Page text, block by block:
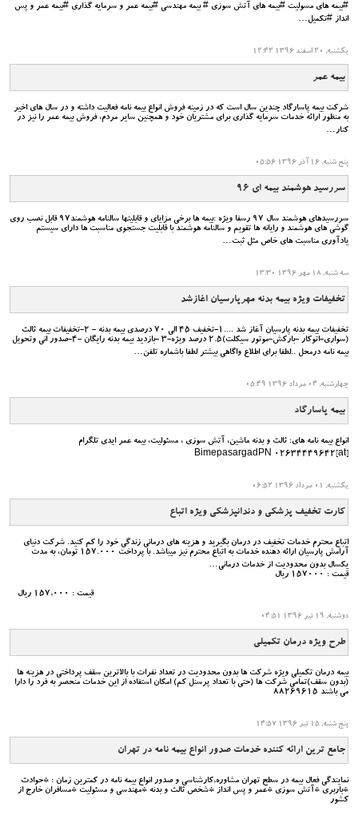
#بیمه های مسولیت #بیمه های آتش سوزی # بیمه مهندسی #بیمه عمر و سرمایه گذاری #بیمه عمر و پس
انداز #تکمیل…
یکشنبه, 20 اسفند 1396 12:42
بیمه عمر
شرکت بیمه پاسارگاد چندین سال است که در زمینه فروش انواع بیمه نامه فعالیت داشته و در سال های اخیر
به منظور ارائه خدمات سرمایه گذاری برای مشتریان خود و همچنین سایر مردم، فروش بیمه عمر را نیز در
کنار…
پنج شنبه, 16 آذر 1396 05:56
سررسيد هوشمند بيمه اي 96
سررسیدهای هوشمند سال 97 رسفا ویژه :بیمه ها برخی مزایای و قابلیتها سالنامه هوشمند97 قابل نصب روی
گوشی های هوشمند و رایانه ها تقویم و سالنامه هوشمند با قابلیت جستجوی مناسبت ها دارای سیستم
یادآوری مناسبت های خاص مثل ثبت…
سه شنبه, 18 مهر 1396 13:30
تخفیفات ویژه بیمه بدنه مهرپارسیان اغازشد
تخفیفات بیمه بدنه پارسیان آغاز شد ....1-تخفیف 45 الی 70 درصدی بیمه بدنه - 2-تخفیفات بیمه ثالث
(سواری-اتوکار -بارکش-موتور سیکلت)2.5 درصد ویژه-3 -بازدید بیمه بدنه رایگان -4-صدور انی وتحویل
بیمه نامه درمحل ..لطفا برای اطلاع واگاهی بیشتر لطفا باشماره تلفن…
چهارشنبه, 04 مرداد 1396 05:49
بیمه پاسارگاد
انواع بیمه نامه های: ثالث و بدنه ماشین، آتش سوزی ، مسئولیت، بیمه عمر ایدی تلگرام
[at]BimepasargadPN 02634449642
یکشنبه, 01 مرداد 1396 06:52
کارت تخفیف پزشکی و دندانپزشکی ویژه اتباع
اتباع محترم خدمات تخفیف در درمان بگیرید و هزینه های درمانی زندگی خود را کم کنید. شرکت دنیای
آرامش پارسیان ارائه دهنده خدمات به اتباع محترم نیز میباشد. با پرداخت 157.000 تومان، به مدت
یکسال بدون محدودیت از خدمات درمانی…
قیمت : 157000 ریال
قیمت : 157,000 ریال
دوشنبه, 19 تیر 1396 04:51
طرح ویژه درمان تکمیلی
بیمه درمان تکمیلی ویژه شرکت ها بدون محدودیت در تعداد نفرات با بالاترین سقف پرداختی در هزینه ها
(بدون سقف)تمامی شرکت ها (حتی با تعداد پرسنل کم) امکان استفاده از این خدمات منحصر به فرد را دارا
می باشند 88269615
پنج شنبه, 15 تیر 1396 14:57
جامع ترین ارائه کننده خدمات صدور انواع بیمه نامه در تهران
نمایندگی فعال بیمه در سطح تهران مشاوره,کارشناسی و صدور انواع بیمه نامه در کمترین زمان : *حوادث
*باربری *آتش سوزی *عمر و پس انداز *شخص ثالث و بدنه *مهندسی و مسئولیت *مسافران خارج از
کشور